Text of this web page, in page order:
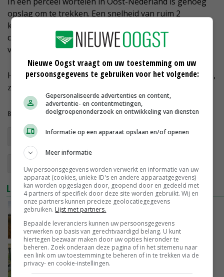
opslag om te trekken. Een snelheid van ruim 2
kilometer per uur is optimaal, wat betekent dat de
capaciteit beperkt is. Het onkruid komt wel mooi
verdeeld tussen het gewas te liggen.
Het plan is om ook een halfgedragen versie te bouwen,
zodat deze te hanteren is met een lichtere trekker.
Bekijk meer over:
onkruidbestrijding gewasbescherming
mechanisatie
LEES OOK
Populaire spotsprayer komt gewoon uit de
Achterhoek
03-07-2024
Dinoterb geen gevaar voor Noord-Hollandse
recreanten
01-07-2024
Nieuwe Oogst vraagt om uw toestemming om uw
persoonsgegevens te gebruiken voor het volgende:
Gepersonaliseerde advertenties en content,
advertentie- en contentmetingen,
doelgroepenonderzoek en ontwikkeling van diensten
Informatie op een apparaat opslaan en/of openen
Meer informatie
Uw persoonsgegevens worden verwerkt en informatie van uw
apparaat (cookies, unieke ID's en andere apparaatgegevens)
kan worden opgeslagen door, geopend door en gedeeld met
4 partners of specifiek door deze site worden gebruikt. Wij en
onze partners kunnen precieze geolocatiegegevens
gebruiken. Lijst met partners.
Bepaalde leveranciers kunnen uw persoonsgegevens
verwerken op basis van gerechtvaardigd belang. U kunt
hiertegen bezwaar maken door uw opties hieronder te
beheren. Zoek onderaan deze pagina of in het sitemenu naar
een link om uw toestemming te beheren of in te trekken via de
privacy- en cookie-instellingen.